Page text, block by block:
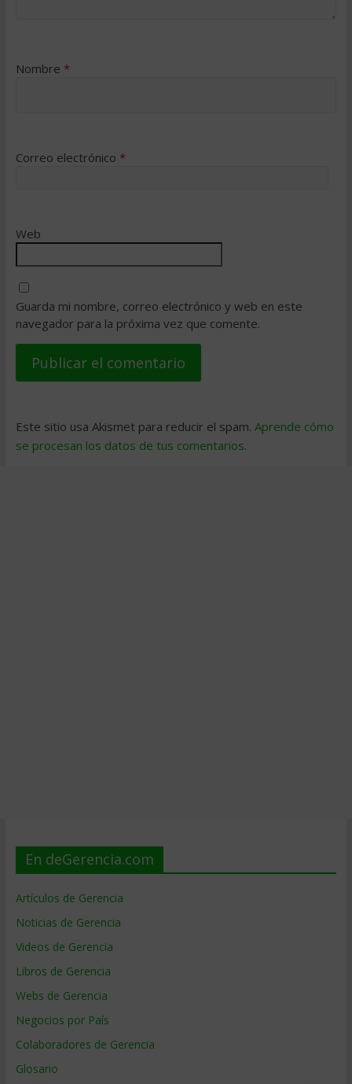
Nombre *
Correo electrónico *
Web
Guarda mi nombre, correo electrónico y web en este
navegador para la próxima vez que comente.
Este sitio usa Akismet para reducir el spam. Aprende cómo
se procesan los datos de tus comentarios.
En deGerencia.com
Artículos de Gerencia
Noticias de Gerencia
Videos de Gerencia
Libros de Gerencia
Webs de Gerencia
Negocios por País
Colaboradores de Gerencia
Glosario